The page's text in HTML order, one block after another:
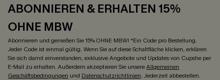
ABONNIEREN & ERHALTEN 15%
OHNE MBW
Abonnieren und genießen Sie 15% OHNE MBW! *Ein Code pro Bestellung.
Jeder Code ist einmal gültig. Wenn Sie auf diese Schaltfläche klicken, erklären
Sie sich damit einverstanden, exklusive Angebote und Updates von Cupshe per
E-Mail zu erhalten. Außerdem akzeptieren Sie unsereAllgemeinen
Geschäftsbedingungen und Datenschutzrichtlinien. Jederzeit abbestellen.